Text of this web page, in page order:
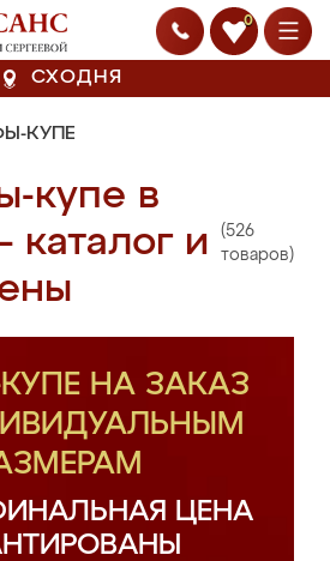
0
СХОДНЯ
КУПЕ
купе в
каталог и
(526
товаров)
НА ЗАКАЗ
ЦЕНА